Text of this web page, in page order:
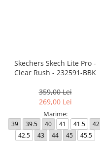
Skechers Skech Lite Pro -
Clear Rush - 232591-BBK
359,00 Lei
269,00 Lei
Marime:
39 39.5 40 41 41.5
42
42.5
43 44 45 45.5